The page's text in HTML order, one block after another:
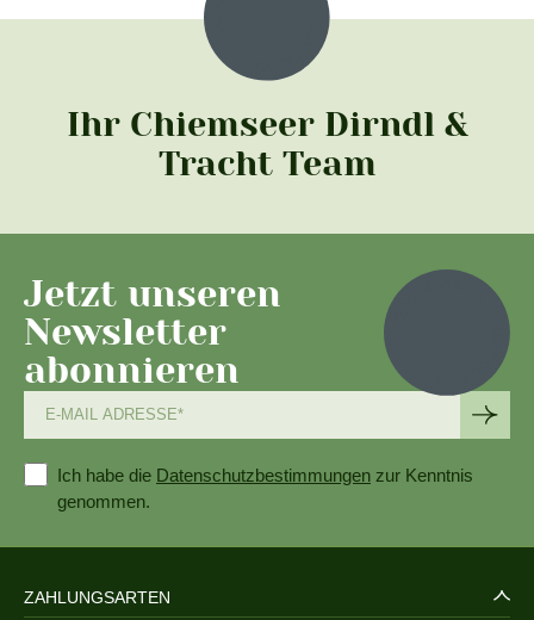
Ihr Chiemseer Dirndl &
Tracht Team
Jetzt unseren
Newsletter
abonnieren
Ich habe die Datenschutzbestimmungen zur Kenntnis
genommen.
ZAHLUNGSARTEN